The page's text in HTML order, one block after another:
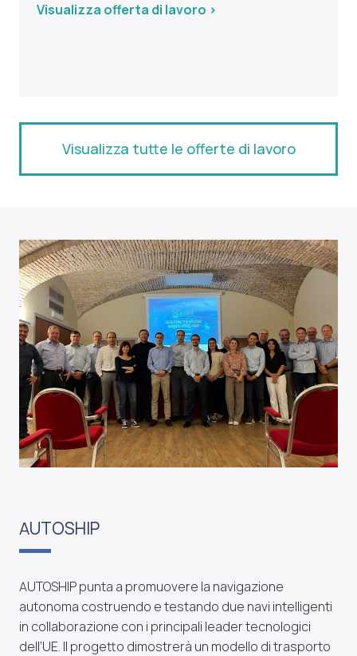
Visualizza offerta di lavoro >
Visualizza tutte le offerte di lavoro
AUTOSHIP
AUTOSHIP punta a promuovere la navigazione
autonoma costruendo e testando due navi intelligenti
in collaborazione con i principali leader tecnologici
dell’UE. Il progetto dimostrerà un modello di trasporto